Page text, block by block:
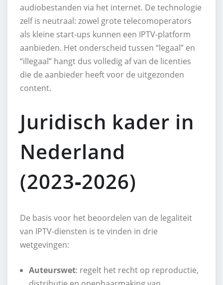
audiobestanden via het internet. De technologie
zelf is neutraal: zowel grote telecomoperators
als kleine start‑ups kunnen een IPTV‑platform
aanbieden. Het onderscheid tussen “legaal” en
“illegaal” hangt dus volledig af van de licenties
die de aanbieder heeft voor de uitgezonden
content.
Juridisch kader in
Nederland
(2023‑2026)
De basis voor het beoordelen van de legaliteit
van IPTV‑diensten is te vinden in drie
wetgevingen:
Auteurswet: regelt het recht op reproductie,